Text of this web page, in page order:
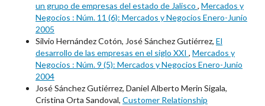
un grupo de empresas del estado de Jalisco , Mercados y
Negocios : Núm. 11 (6): Mercados y Negocios Enero-Junio
2005
Silvio Hernández Cotón, José Sánchez Gutiérrez, El
desarrollo de las empresas en el siglo XXI , Mercados y
Negocios : Núm. 9 (5): Mercados y Negocios Enero-Junio
2004
José Sánchez Gutiérrez, Daniel Alberto Merin Sigala,
Cristina Orta Sandoval, Customer Relationship